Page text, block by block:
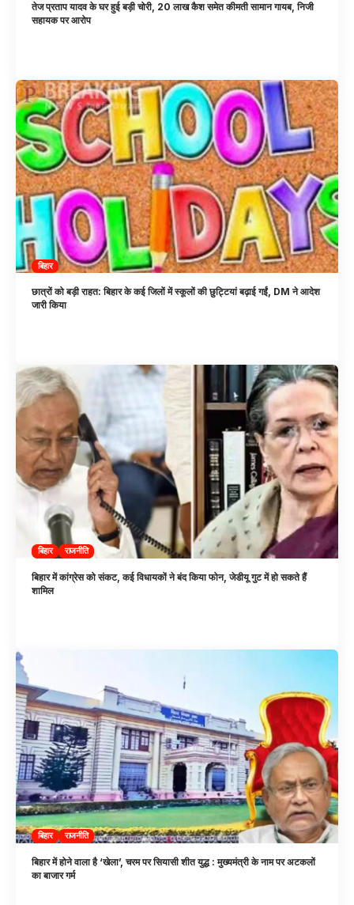
तेज प्रताप यादव के घर हुई बड़ी चोरी, 20 लाख कैश समेत कीमती सामान गायब, निजी
सहायक पर आरोप
बिहार
छात्रों को बड़ी राहत: बिहार के कई जिलों में स्कूलों की छुट्टियां बढ़ाई गईं, DM ने आदेश
जारी किया
बिहार राजनीति
बिहार में कांग्रेस को संकट, कई विधायकों ने बंद किया फोन, जेडीयू गुट में हो सकते हैं
शामिल
बिहार राजनीति
बिहार में होने वाला है ‘खेला’, चरम पर सियासी शीत युद्ध : मुख्यमंत्री के नाम पर अटकलों
का बाजार गर्म